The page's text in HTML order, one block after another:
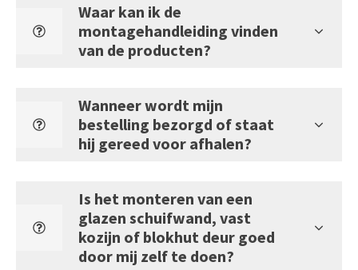
Waar kan ik de
montagehandleiding vinden
van de producten?
Wanneer wordt mijn
bestelling bezorgd of staat
hij gereed voor afhalen?
Is het monteren van een
glazen schuifwand, vast
kozijn of blokhut deur goed
door mij zelf te doen?